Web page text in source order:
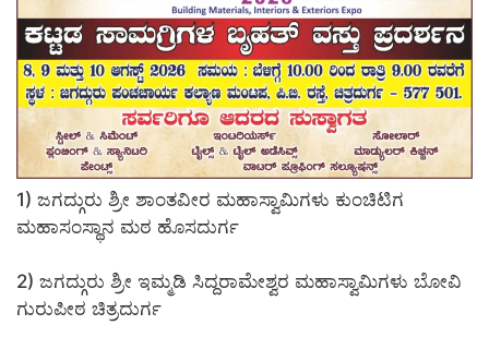
1) ಜಗದ್ಗುರು ಶ್ರೀ ಶಾಂತವೀರ ಮಹಾಸ್ವಾಮಿಗಳು ಕುಂಚಿಟಿಗ
ಮಹಾಸಂಸ್ಥಾನ ಮಠ ಹೊಸದುರ್ಗ
2) ಜಗದ್ಗುರು ಶ್ರೀ ಇಮ್ಮಡಿ ಸಿದ್ದರಾಮೇಶ್ವರ ಮಹಾಸ್ವಾಮಿಗಳು ಬೋವಿ
ಗುರುಪೀಠ ಚಿತ್ರದುರ್ಗ